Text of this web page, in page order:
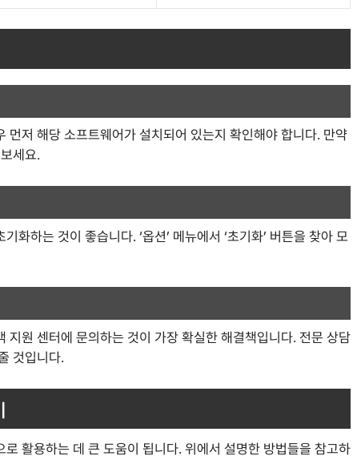
먼저 해당 소프트웨어가 설치되어 있는지 확인해야 합니다. 만약
세요.
화하는 것이 좋습니다. ‘옵션’ 메뉴에서 ‘초기화’ 버튼을 찾아 모
지원 센터에 문의하는 것이 가장 확실한 해결책입니다. 전문 상담
것입니다.
활용하는 데 큰 도움이 됩니다. 위에서 설명한 방법들을 참고하